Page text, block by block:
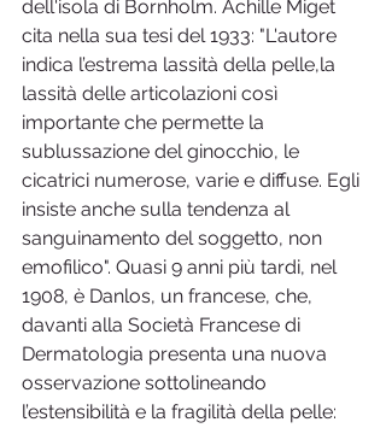
dell'isola di Bornholm. Achille Miget
cita nella sua tesi del 1933: "L'autore
indica l’estrema lassità della pelle,la
lassità delle articolazioni così
importante che permette la
sublussazione del ginocchio, le
cicatrici numerose, varie e diffuse. Egli
insiste anche sulla tendenza al
sanguinamento del soggetto, non
emofilico". Quasi 9 anni più tardi, nel
1908, è Danlos, un francese, che,
davanti alla Società Francese di
Dermatologia presenta una nuova
osservazione sottolineando
l’estensibilità e la fragilità della pelle: